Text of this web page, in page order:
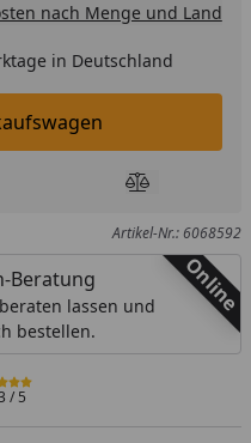
nach Menge und Land
in Deutschland
Einkaufswagen legen
hinzufügenProdukt
Artikel-Nr.: 6068592
Online
Beratung
lassen und
bestellen.
/ 5